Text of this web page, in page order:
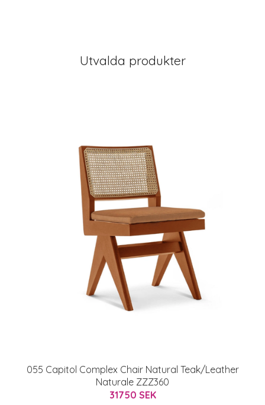
Utvalda produkter
055 Capitol Complex Chair Natural Teak/Leather
Naturale ZZZ360
31750 SEK